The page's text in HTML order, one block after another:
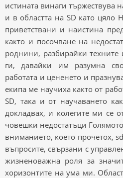
истината винаги
и в областта на SD като цяло
приветствани и наистина
както и посочване на
роднини, разбирайки
ги, давайки им разумна
работата и цененето и
екипа ме научиха както от
SD, така и от научаването
докладвах, и колегите ми се
човешки недостатъци
вниманието, което прочетох,
въпросите, свързани с
жизненоважна роля за
хоризонтите на ума ми.